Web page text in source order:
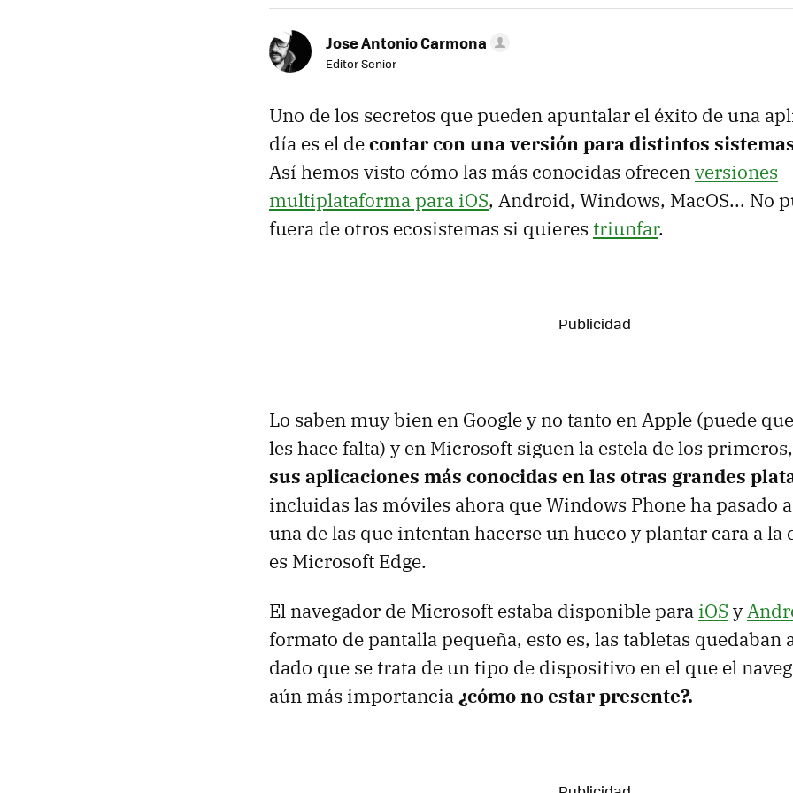
Jose Antonio Carmona
Editor Senior
Uno de los secretos que pueden apuntalar el éxito de una
día es el decontar con una versión para distintos
Así hemos visto cómo las más conocidas ofrecenversiones
multiplataforma para iOS, Android, Windows, MacOS... No
fuera de otros ecosistemas si quieres triunfar.
Lo saben muy bien en Google y no tanto en Apple (puede
les hace falta) y en Microsoft siguen la estela de los
sus aplicaciones más conocidas en las otras grandes
incluidas las móviles ahora que Windows Phone ha pasado
una de las que intentan hacerse un hueco y plantar cara a la
es Microsoft Edge.
El navegador de Microsoft estaba disponible para iOS y
formato de pantalla pequeña, esto es, las tabletas quedaban
dado que se trata de un tipo de dispositivo en el que el
aún más importancia¿cómo no estar presente?.